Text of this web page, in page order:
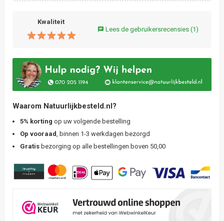
Kwaliteit
chat Lees de gebruikersrecensies (1)
Waarom Natuurlijkbesteld.nl?
5% korting op uw volgende bestelling
Op vooraad
, binnen 1-3 werkdagen bezorgd
Gratis bezorging op alle bestellingen boven 50,00